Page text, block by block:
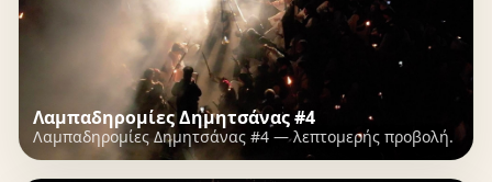
Λαμπαδηρομίες Δημητσάνας #4
Λαμπαδηρομίες Δημητσάνας #4 — λεπτομερής προβολή.